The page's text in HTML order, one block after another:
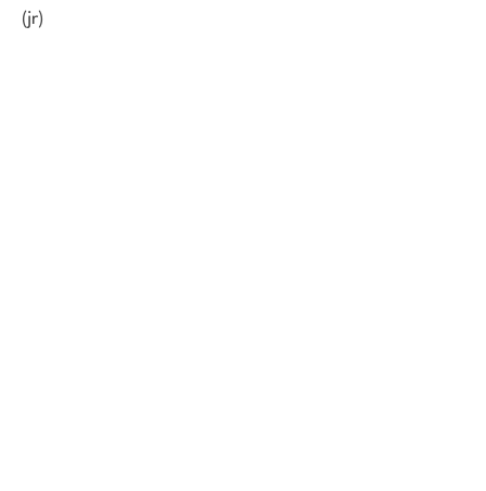
(jr)